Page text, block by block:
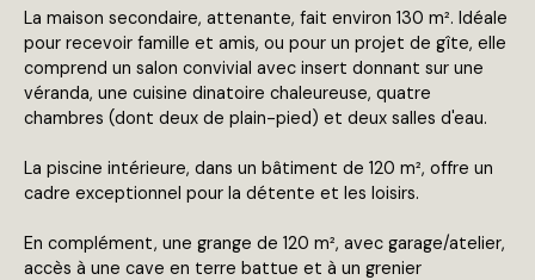
La maison secondaire, attenante, fait environ 130 m². Idéale
pour recevoir famille et amis, ou pour un projet de gîte, elle
comprend un salon convivial avec insert donnant sur une
véranda, une cuisine dinatoire chaleureuse, quatre
chambres (dont deux de plain-pied) et deux salles d'eau.
La piscine intérieure, dans un bâtiment de 120 m², offre un
cadre exceptionnel pour la détente et les loisirs.
En complément, une grange de 120 m², avec garage/atelier,
accès à une cave en terre battue et à un grenier